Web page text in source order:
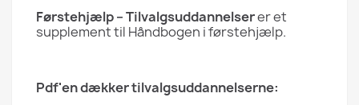
Førstehjælp – Tilvalgsuddannelserer et
supplement til Håndbogen i førstehjælp.
Pdf'en dækker tilvalgsuddannelserne: